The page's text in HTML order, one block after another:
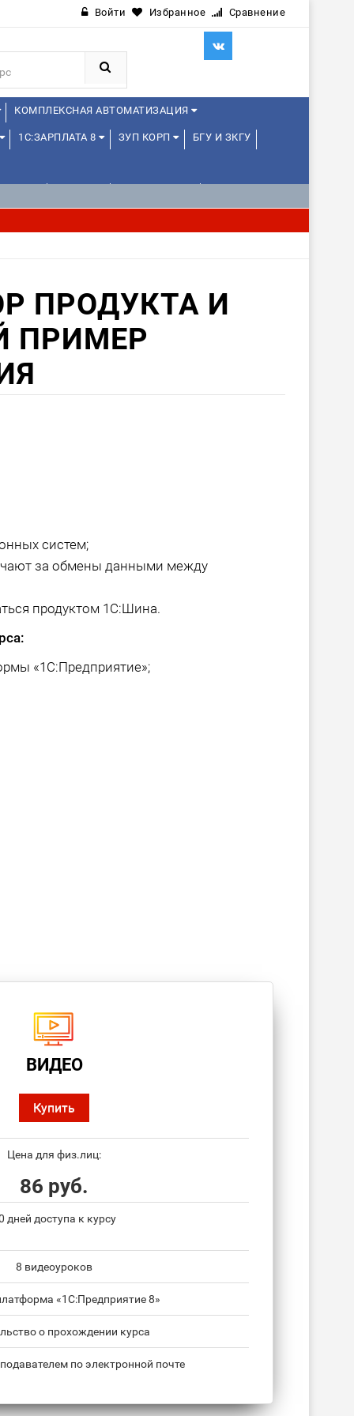
Войти Избранное Сравнение
КОМПЛЕКСНАЯ АВТОМАТИЗАЦИЯ
1С:ЗАРПЛАТА 8 ЗУП КОРП БГУ И ЗКГУ
ПРОДУКТА И
ПРИМЕР
систем;
за обмены данными между
продуктом 1С:Шина.
«1С:Предприятие»;
ВИДЕО
Купить
Цена для физ.лиц:
86 руб.
дней доступа к курсу
8 видеоуроков
«1С:Предприятие 8»
о прохождении курса
по электронной почте